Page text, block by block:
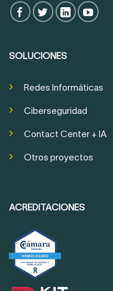
SOLUCIONES
Redes Informáticas
Ciberseguridad
Contact Center + IA
Otros proyectos
ACREDITACIONES